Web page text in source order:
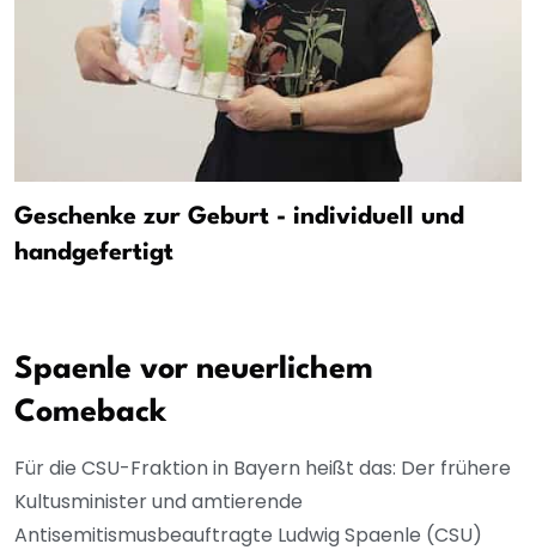
Geschenke zur Geburt - individuell und
handgefertigt
Spaenle vor neuerlichem
Comeback
Für die CSU-Fraktion in Bayern heißt das: Der frühere
Kultusminister und amtierende
Antisemitismusbeauftragte Ludwig Spaenle (CSU)